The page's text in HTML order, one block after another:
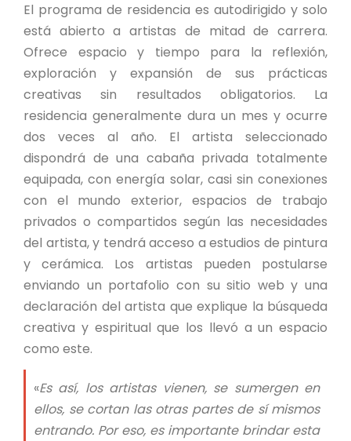
El programa de residencia es autodirigido y solo
está abierto a artistas de mitad de carrera.
Ofrece espacio y tiempo para la reflexión,
exploración y expansión de sus prácticas
creativas sin resultados obligatorios. La
residencia generalmente dura un mes y ocurre
dos veces al año. El artista seleccionado
dispondrá de una cabaña privada totalmente
equipada, con energía solar, casi sin conexiones
con el mundo exterior, espacios de trabajo
privados o compartidos según las necesidades
del artista, y tendrá acceso a estudios de pintura
y cerámica. Los artistas pueden postularse
enviando un portafolio con su sitio web y una
declaración del artista que explique la búsqueda
creativa y espiritual que los llevó a un espacio
como este.
«Es así, los artistas vienen, se sumergen en
ellos, se cortan las otras partes de sí mismos
entrando. Por eso, es importante brindar esta